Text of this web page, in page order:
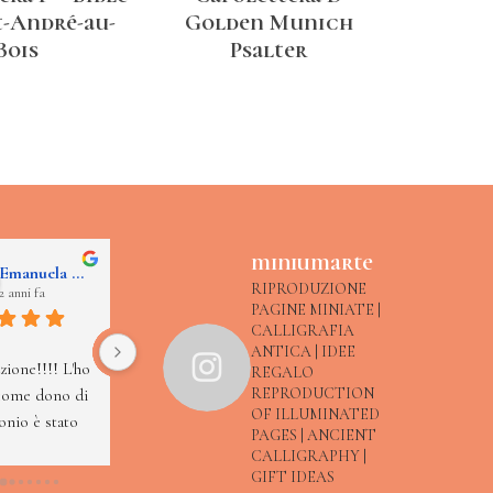
André-au-
Golden Munich
Psalter
Emanuela Zancato
2 anni fa
L'ho
dono di
è stato
Lucia Tacchi
Piccolo gioiello,
grande cura amore e
competenza.
Materiali e cultura di
Ho visitato
miniature create da
Pixel Studio Creativo
a Conegliano, tutti
miniumarte
RIPRODUZIONE
PAGINE MINIATE |
CALLIGRAFIA
ANTICA | IDEE
REGALO
REPRODUCTION
OF ILLUMINATED
PAGES | ANCIENT
CALLIGRAPHY |
GIFT IDEAS